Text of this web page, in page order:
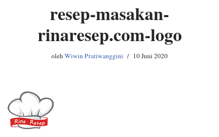
resep-masakan-
rinaresep.com-logo
olehWiwin Pratiwanggini 10 Juni 2020